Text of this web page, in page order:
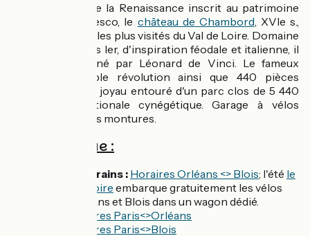
Chef d'oeuvre de la Renaissance inscrit au patrimoine
mondial de l'Unesco, le château de Chambord, XVIe s.,
est l'un des sites les plus visités du Val de Loire. Domaine
royal de François Ier, d'inspiration féodale et italienne, il
aurait été dessiné par Léonard de Vinci. Le fameux
escalier à double révolution ainsi que 440 pièces
caractérisent ce joyau entouré d'un parc clos de 5 440
ha, réserve nationale cynégétique. Garage à vélos
sécurisé pour vos montures.
Côté pratique :
Accès en trains : Horaires Orléans <> Blois; l'été le
train interloire embarque gratuitement les vélos
entre Orléans et Blois dans un wagon dédié.
Horaires Paris<>Orléans
Horaires Paris<>Blois